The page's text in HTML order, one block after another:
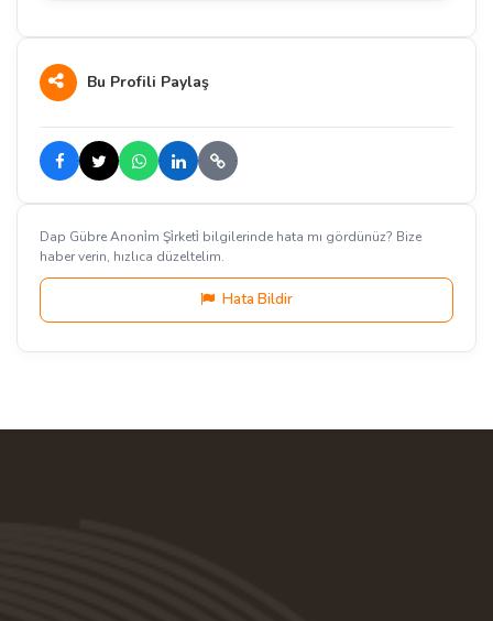
Bu Profili Paylaş
Dap Gübre Anoni̇m Şi̇rketi̇ bilgilerinde hata mı gördünüz? Bize
haber verin, hızlıca düzeltelim.
Hata Bildir